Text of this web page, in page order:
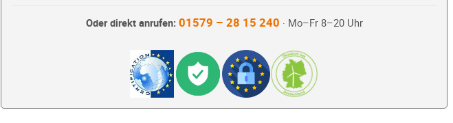
Oder direkt anrufen: 01579 – 28 15 240 · Mo–Fr 8–20 Uhr